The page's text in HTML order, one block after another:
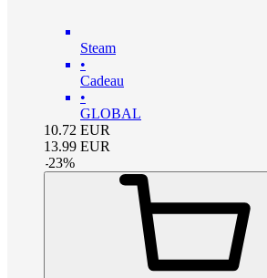
Steam
•
Cadeau
•
GLOBAL
10.72 EUR
13.99 EUR
-23%